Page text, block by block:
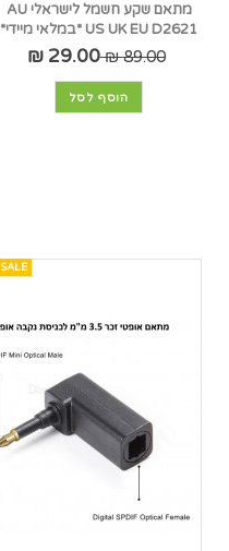
מתאם שקע חשמל לישראלי AU
US UK EU D2621 *במלאי מיידי*
89.00 ₪
29.00 ₪
הוסף לסל
SALE